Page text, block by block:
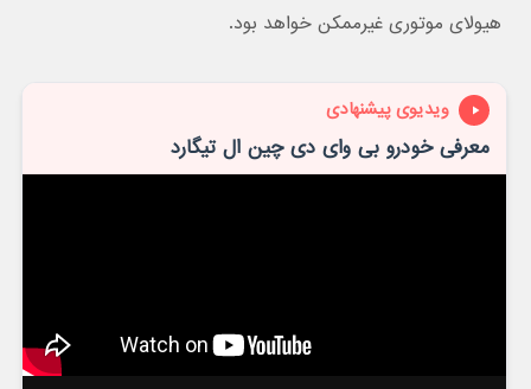
هیولای موتوری غیرممکن خواهد بود.
ویدیوی پیشنهادی
معرفی خودرو بی وای دی چین ال تیگارد